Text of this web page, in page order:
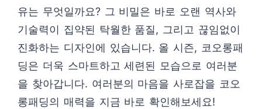
유는 무엇일까요? 그 비밀은 바로 오랜 역사와
기술력이 집약된 탁월한 품질, 그리고 끊임없이
진화하는 디자인에 있습니다. 올 시즌, 코오롱패
딩은 더욱 스마트하고 세련된 모습으로 여러분
을 찾아갑니다. 여러분의 마음을 사로잡을 코오
롱패딩의 매력을 지금 바로 확인해보세요!